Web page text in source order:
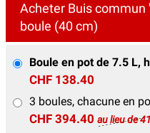
Acheter Buis commun
boule (40 cm)
Boule en pot de 7.5 L,
CHF 138.40
3 boules, chacune en
CHF 394.40 au lieu de